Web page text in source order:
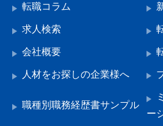
転職コラム
求人検索
会社概要
人材をお探しの企業様へ
職種別職務経歴書サンプル
ー